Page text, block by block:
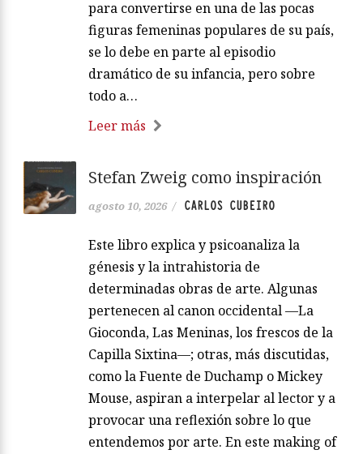
para convertirse en una de las pocas
figuras femeninas populares de su país,
se lo debe en parte al episodio
dramático de su infancia, pero sobre
todo a…
Leer más
Stefan Zweig como inspiración
agosto 10, 2026 / CARLOS CUBEIRO
Este libro explica y psicoanaliza la
génesis y la intrahistoria de
determinadas obras de arte. Algunas
pertenecen al canon occidental —La
Gioconda, Las Meninas, los frescos de la
Capilla Sixtina—; otras, más discutidas,
como la Fuente de Duchamp o Mickey
Mouse, aspiran a interpelar al lector y a
provocar una reflexión sobre lo que
entendemos por arte. En este making of